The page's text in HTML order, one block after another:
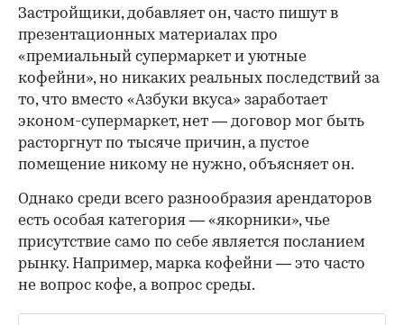
Застройщики, добавляет он, часто пишут в
презентационных материалах про
«премиальный супермаркет и уютные
кофейни», но никаких реальных последствий за
то, что вместо «Азбуки вкуса» заработает
эконом-супермаркет, нет — договор мог быть
расторгнут по тысяче причин, а пустое
помещение никому не нужно, объясняет он.
Однако среди всего разнообразия арендаторов
есть особая категория — «якорники», чье
присутствие само по себе является посланием
рынку. Например, марка кофейни — это часто
не вопрос кофе, а вопрос среды.